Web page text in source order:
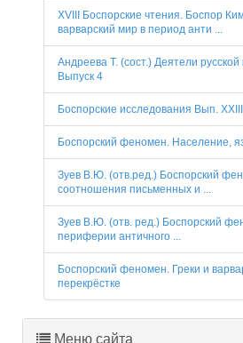
XVIII Боспорские чтения. Боспор
варварский мир в период анти ...
Андреева Т. (сост.) Деятели русской
Выпуск 4
Боспорские исследования Вып.
Боспорский феномен. Население,
Зуев В.Ю. (отв.ред.) Боспорский
соотношения письменных и ...
Зуев В.Ю. (отв. ред.) Боспорский
периферии античного ...
Боспорский феномен. Греки и
перекрёстке
Меню сайта